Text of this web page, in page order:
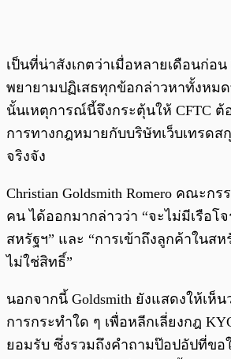
เป็นที่น่าสังเกตว่าเมื่อหลายเดือนก่อน
พยายามปฏิเสธทุกข้อกล่าวหาทั้งหมด
นั้นเหตุการณ์นี้จึงกระตุ้นให้ CFTC ต้
การทางกฎหมายกับบริษัทเว็บเทรดส
จริงจัง
Christian Goldsmith Romero คณะก
คน ได้ออกมากล่าวว่า “จะไม่มีเรือโ
สหรัฐฯ” และ “การเข้าถึงลูกค้าในสห
ไม่ใช่สิทธิ์”
นอกจากนี้ Goldsmith ยังแสดงให้เห็น
การกระทำใด ๆ เพื่อหลีกเลี่ยงกฎ
ยอมรับ ซึ่งรวมถึงคำถามป๊อปอัปที่ขอ